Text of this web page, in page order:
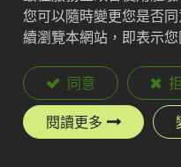
RG-T-
您可以隨時變更您是否
續瀏覽本網站，即表示
同意
閱讀更多